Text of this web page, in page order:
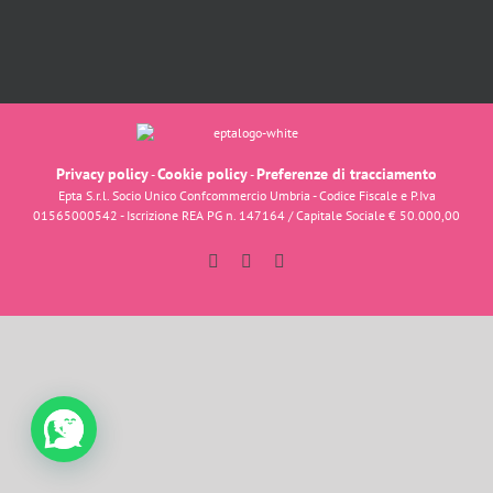
Privacy policy-Cookie policy-Preferenze di tracciamento
Epta S.r.l. Socio Unico Confcommercio Umbria - Codice Fiscale e P.Iva
01565000542 - Iscrizione REA PG n. 147164 / Capitale Sociale € 50.000,00
FacebookInstagram